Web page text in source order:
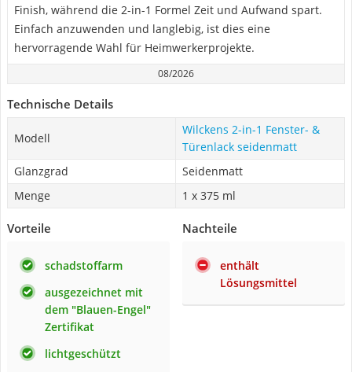
Finish, während die 2-in-1 Formel Zeit und Aufwand spart.
Einfach anzuwenden und langlebig, ist dies eine
hervorragende Wahl für Heimwerkerprojekte.
08/2026
Technische Details
Modell
Wilckens 2-in-1 Fenster- &
Türenlack seidenmatt
Glanzgrad
Seidenmatt
Menge
1 x 375 ml
Vorteile
schadstoffarm
ausgezeichnet mit
dem "Blauen-Engel"
Zertifikat
lichtgeschützt
Nachteile
enthält
Lösungsmittel